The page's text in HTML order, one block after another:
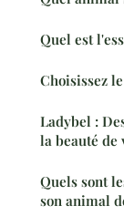
Quel est
Choisissez
Ladybel :
la beauté de
Quels sont
son animal